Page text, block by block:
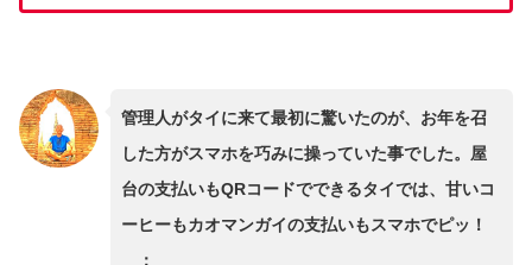
管理人がタイに来て最初に驚いたのが、お年を召
した方がスマホを巧みに操っていた事でした。屋
台の支払いもQRコードでできるタイでは、甘いコ
ーヒーもカオマンガイの支払いもスマホでピッ！
：